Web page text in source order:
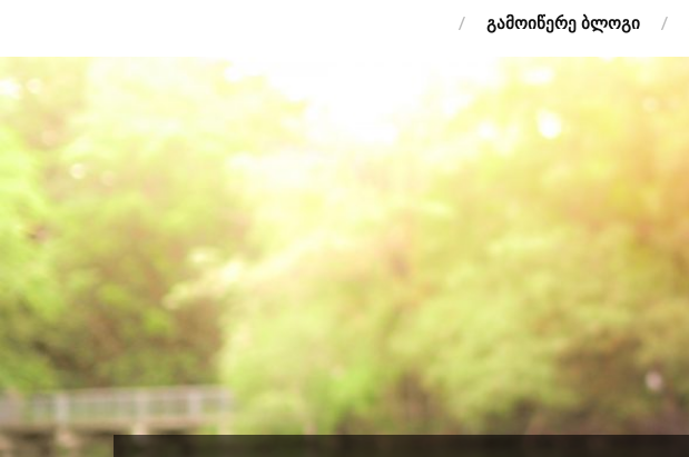
გამოიწერე ბლოგი